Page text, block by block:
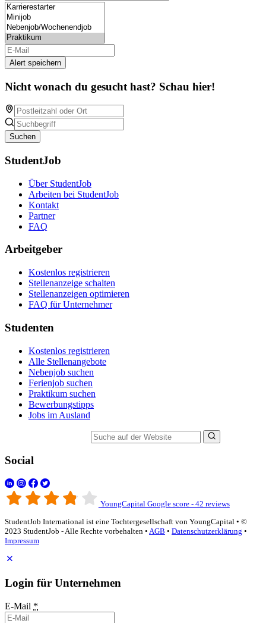
Alert speichern
Nicht wonach du gesucht hast? Schau hier!
Suchen
StudentJob
Über StudentJob
Arbeiten bei StudentJob
Kontakt
Partner
FAQ
Arbeitgeber
Kostenlos registrieren
Stellenanzeige schalten
Stellenanzeigen optimieren
FAQ für Unternehmer
Studenten
Kostenlos registrieren
Alle Stellenangebote
Nebenjob suchen
Ferienjob suchen
Praktikum suchen
Bewerbungstipps
Jobs im Ausland
Social
YoungCapital Google score - 42 reviews
StudentJob International ist eine Tochtergesellschaft von YoungCapital • ©
2023 StudentJob - Alle Rechte vorbehalten • AGB • Datenschutzerklärung •
Impressum
Login für Unternehmen
E-Mail *